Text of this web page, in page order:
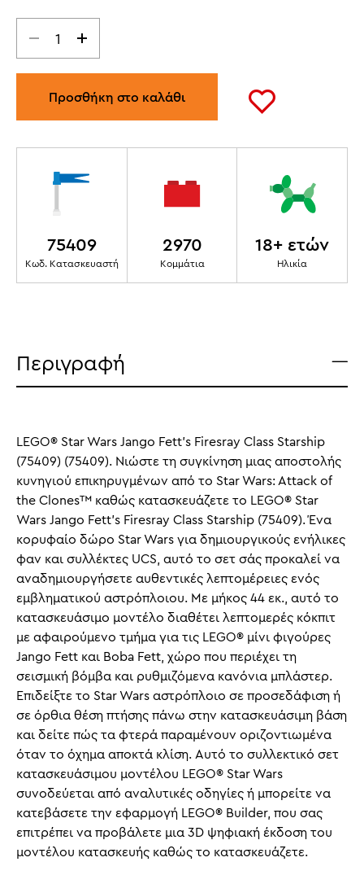
Προσθήκη στο καλάθι
75409
Κωδ. Κατασκευαστή
2970
Κομμάτια
18+ ετών
Ηλικία
Περιγραφή
LEGO® Star Wars Jango Fett's Firesray Class Starship
(75409) (75409). Νιώστε τη συγκίνηση μιας αποστολής
κυνηγιού επικηρυγμένων από το Star Wars: Attack of
the Clones™ καθώς κατασκευάζετε το LEGO® Star
Wars Jango Fett's Firesray Class Starship (75409). Ένα
κορυφαίο δώρο Star Wars για δημιουργικούς ενήλικες
φαν και συλλέκτες UCS, αυτό το σετ σάς προκαλεί να
αναδημιουργήσετε αυθεντικές λεπτομέρειες ενός
εμβληματικού αστρόπλοιου. Με μήκος 44 εκ., αυτό το
κατασκευάσιμο μοντέλο διαθέτει λεπτομερές κόκπιτ
με αφαιρούμενο τμήμα για τις LEGO® μίνι φιγούρες
Jango Fett και Boba Fett, χώρο που περιέχει τη
σεισμική βόμβα και ρυθμιζόμενα κανόνια μπλάστερ.
Επιδείξτε το Star Wars αστρόπλοιο σε προσεδάφιση ή
σε όρθια θέση πτήσης πάνω στην κατασκευάσιμη βάση
και δείτε πώς τα φτερά παραμένουν οριζοντιωμένα
όταν το όχημα αποκτά κλίση. Αυτό το συλλεκτικό σετ
κατασκευάσιμου μοντέλου LEGO® Star Wars
συνοδεύεται από αναλυτικές οδηγίες ή μπορείτε να
κατεβάσετε την εφαρμογή LEGO® Builder, που σας
επιτρέπει να προβάλετε μια 3D ψηφιακή έκδοση του
μοντέλου κατασκευής καθώς το κατασκευάζετε.